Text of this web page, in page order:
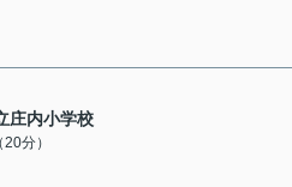
庄内小学校
分）